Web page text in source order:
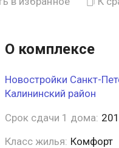
О комплексе
Новостройки Санкт-
Калининский район
Срок сдачи 1 дома:
Класс жилья: Комфорт